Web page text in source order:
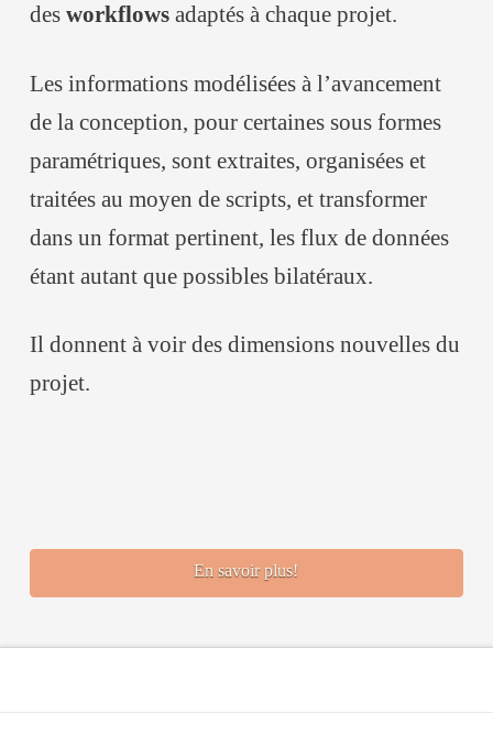
des workflows adaptés à chaque projet.
Les informations modélisées à l’avancement
de la conception, pour certaines sous formes
paramétriques, sont extraites, organisées et
traitées au moyen de scripts, et transformer
dans un format pertinent, les flux de données
étant autant que possibles bilatéraux.
Il donnent à voir des dimensions nouvelles du
projet.
En savoir plus!